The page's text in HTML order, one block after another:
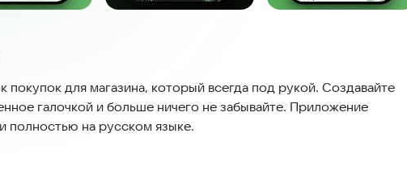
для магазина, который всегда под рукой. Создавайте
галочкой и больше ничего не забывайте. Приложение
полностью на русском языке.
составьте список покупок за секунды, следите за ценами